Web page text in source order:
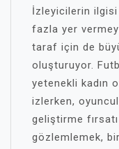
İzleyicilerin
fazla yer
taraf için de
oluşturuyor.
yetenekli kadın
izlerken,
geliştirme
gözlemlemek,